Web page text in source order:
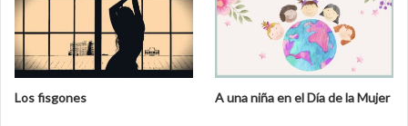
Los fisgones A una niña en el Día de la Mujer